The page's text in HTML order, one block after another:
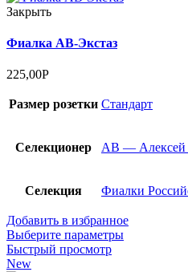
Закрыть
Фиалка АВ-Экстаз
225,00Р
Размер розетки Стандарт
Селекционер АВ — Алексей
Селекция Фиалки
Добавить в избранное
Выберите параметры
Быстрый просмотр
New